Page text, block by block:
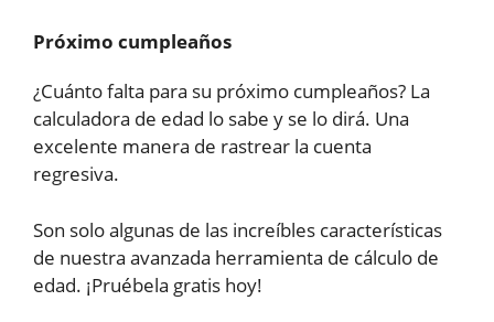
Próximo cumpleaños
¿Cuánto falta para su próximo cumpleaños? La
calculadora de edad lo sabe y se lo dirá. Una
excelente manera de rastrear la cuenta
regresiva.
Son solo algunas de las increíbles características
de nuestra avanzada herramienta de cálculo de
edad. ¡Pruébela gratis hoy!